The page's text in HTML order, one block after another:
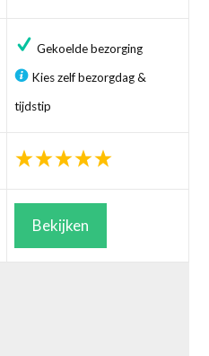
Gekoelde bezorging
Kies zelf bezorgdag &
tijdstip
Bekijken